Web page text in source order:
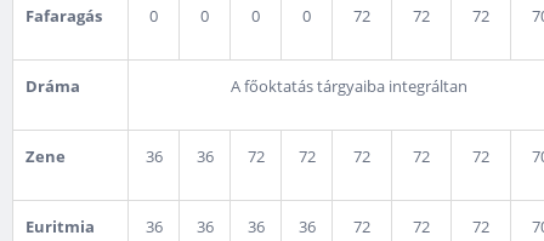
Fafaragás 0 0 0 0 72 72 72
Dráma A főoktatás tárgyaiba integráltan
Zene 36 36 72 72 72 72 72
Euritmia 36 36 36 36 72 72 72